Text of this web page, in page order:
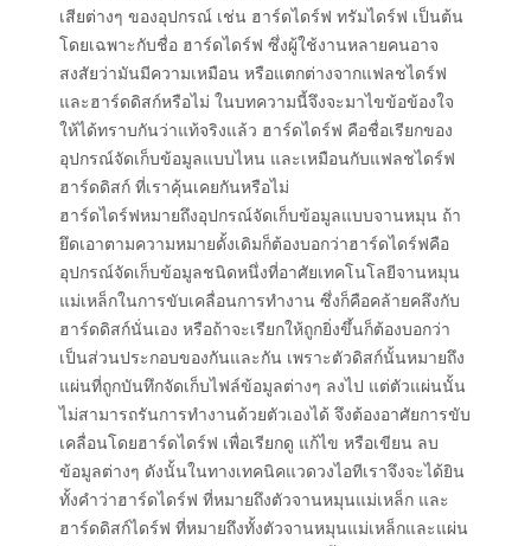
เสียต่างๆ ของอุปกรณ์ เช่น ฮาร์ดไดร์ฟ ทรัมไดร์ฟ เป็นต้น
โดยเฉพาะกับชื่อ ฮาร์ดไดร์ฟ ซึ่งผู้ใช้งานหลายคนอาจ
สงสัยว่ามันมีความเหมือน หรือแตกต่างจากแฟลชไดร์ฟ
และฮาร์ดดิสก์หรือไม่ ในบทความนี้จึงจะมาไขข้อข้องใจ
ให้ได้ทราบกันว่าแท้จริงแล้ว ฮาร์ดไดร์ฟ คือชื่อเรียกของ
อุปกรณ์จัดเก็บข้อมูลแบบไหน และเหมือนกับแฟลชไดร์ฟ
ฮาร์ดดิสก์ ที่เราคุ้นเคยกันหรือไม่
ฮาร์ดไดร์ฟหมายถึงอุปกรณ์จัดเก็บข้อมูลแบบจานหมุน ถ้า
ยึดเอาตามความหมายดั้งเดิมก็ต้องบอกว่าฮาร์ดไดร์ฟคือ
อุปกรณ์จัดเก็บข้อมูลชนิดหนึ่งที่อาศัยเทคโนโลยีจานหมุน
แม่เหล็กในการขับเคลื่อนการทำงาน ซึ่งก็คือคล้ายคลึงกับ
ฮาร์ดดิสก์นั่นเอง หรือถ้าจะเรียกให้ถูกยิ่งขึ้นก็ต้องบอกว่า
เป็นส่วนประกอบของกันและกัน เพราะตัวดิสก์นั้นหมายถึง
แผ่นที่ถูกบันทึกจัดเก็บไฟล์ข้อมูลต่างๆ ลงไป แต่ตัวแผ่นนั้น
ไม่สามารถรันการทำงานด้วยตัวเองได้ จึงต้องอาศัยการขับ
เคลื่อนโดยฮาร์ดไดร์ฟ เพื่อเรียกดู แก้ไข หรือเขียน ลบ
ข้อมูลต่างๆ ดังนั้นในทางเทคนิคแวดวงไอทีเราจึงจะได้ยิน
ทั้งคำว่าฮาร์ดไดร์ฟ ที่หมายถึงตัวจานหมุนแม่เหล็ก และ
ฮาร์ดดิสก์ไดร์ฟ ที่หมายถึงทั้งตัวจานหมุนแม่เหล็กและแผ่น